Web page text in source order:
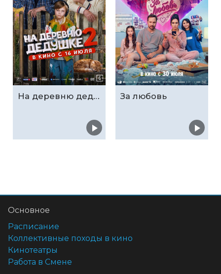
На деревню дедушке 2 За любовь
Основное
Расписание
Коллективные походы в кино
Кинотеатры
Работа в Смене